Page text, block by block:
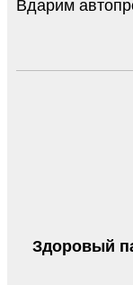
Вдарим
Здоровый